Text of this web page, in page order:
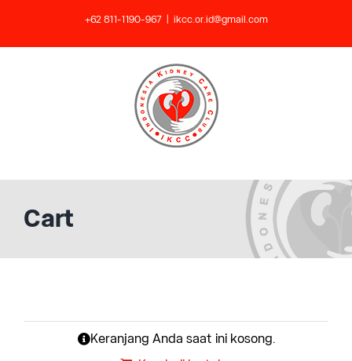
content
+62 811-1190-967 ikcc.or.id@gmail.com
Cart
Keranjang Anda saat ini kosong.